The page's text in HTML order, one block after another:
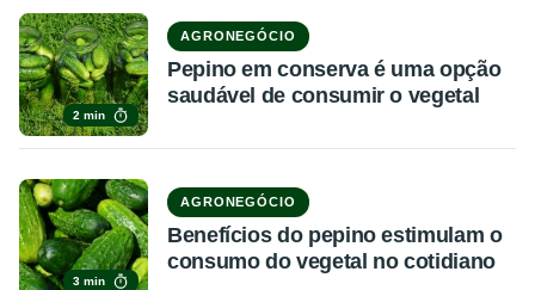
2 min
AGRONEGÓCIO
Pepino em conserva é uma opção
saudável de consumir o vegetal
3 min
AGRONEGÓCIO
Benefícios do pepino estimulam o
consumo do vegetal no cotidiano